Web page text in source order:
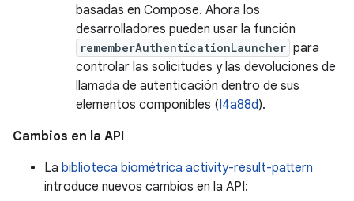
basadas en Compose. Ahora los
desarrolladores pueden usar la función
rememberAuthenticationLauncher para
controlar las solicitudes y las devoluciones de
llamada de autenticación dentro de sus
elementos componibles (I4a88d).
Cambios en la API
La biblioteca biométrica activity-result-pattern
introduce nuevos cambios en la API: